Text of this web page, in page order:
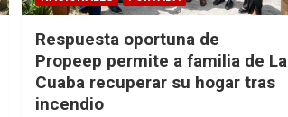
Respuesta oportuna de
Propeep permite a familia de La
Cuaba recuperar su hogar tras
incendio